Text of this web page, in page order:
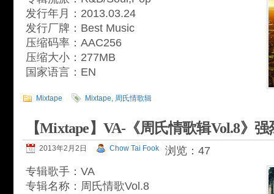
发行年月：2013.03.24
发行厂牌：Best Music
压缩码率：AAC256
压缩大小：277MB
国家语言：EN
Mixtape Mixtape, 周氏情歌辑
【Mixtape】VA-《周氏情歌辑Vol.8》强
2013年2月2日 Chow Tai Fook
浏览：47
专辑歌手：VA
专辑名称：周氏情歌Vol.8